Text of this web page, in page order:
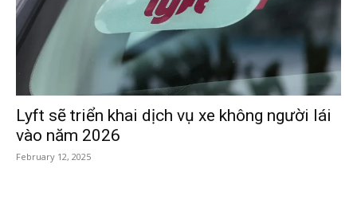
Lyft sẽ triển khai dịch vụ xe không người lái
vào năm 2026
February 12, 2025